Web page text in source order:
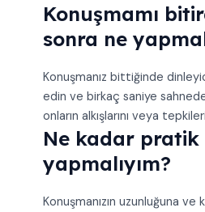
Konuşmamı
sonra ne
Konuşmanız bittiğinde
edin ve birkaç saniye
onların alkışlarını veya
Ne kadar pratik
yapmalıyım?
Konuşmanızın uzunluğuna ve